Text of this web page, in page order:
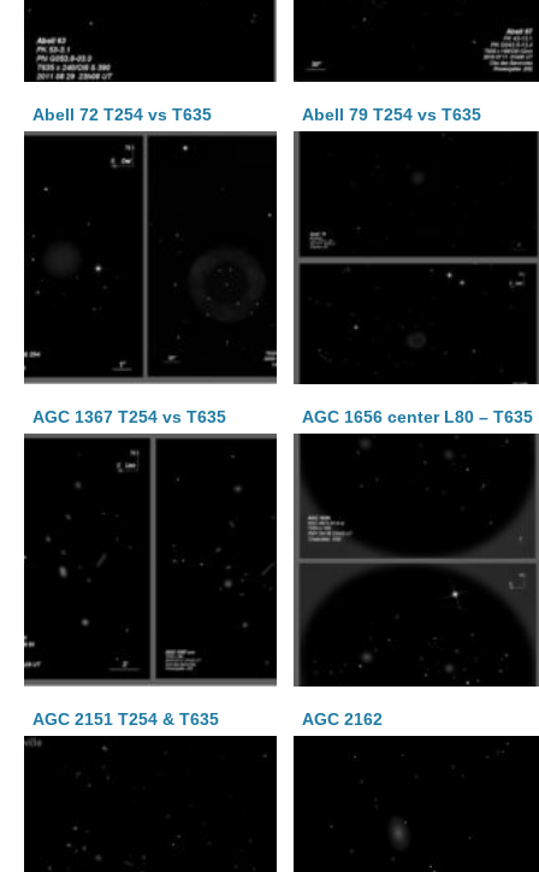
Abell 72 T254 vs T635 Abell 79 T254 vs T635
AGC 1367 T254 vs T635 AGC 1656 center L80 – T635
AGC 2151 T254 & T635 AGC 2162